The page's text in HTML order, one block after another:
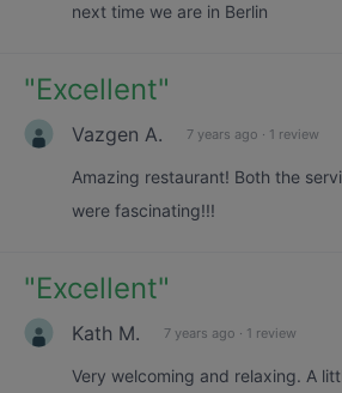
next time we are in Berlin
"Excellent"
Vazgen A. 7 years ago · 1 review
Amazing restaurant! Both the
were fascinating!!!
"Excellent"
Kath M. 7 years ago · 1 review
Very welcoming and relaxing. A